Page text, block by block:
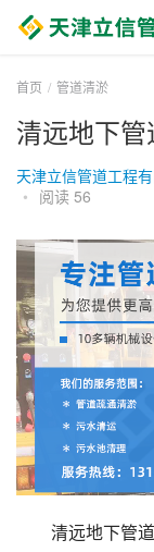
首页 管道清淤
清远地下
天津立信管道工程
• 阅读 56
清远地下管道